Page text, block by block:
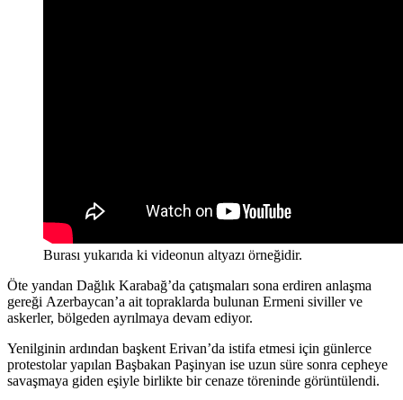
Burası yukarıda ki videonun altyazı örneğidir.
Öte yandan Dağlık Karabağ’da çatışmaları sona erdiren anlaşma
gereği Azerbaycan’a ait topraklarda bulunan Ermeni siviller ve
askerler, bölgeden ayrılmaya devam ediyor.
Yenilginin ardından başkent Erivan’da istifa etmesi için günlerce
protestolar yapılan Başbakan Paşinyan ise uzun süre sonra cepheye
savaşmaya giden eşiyle birlikte bir cenaze töreninde görüntülendi.